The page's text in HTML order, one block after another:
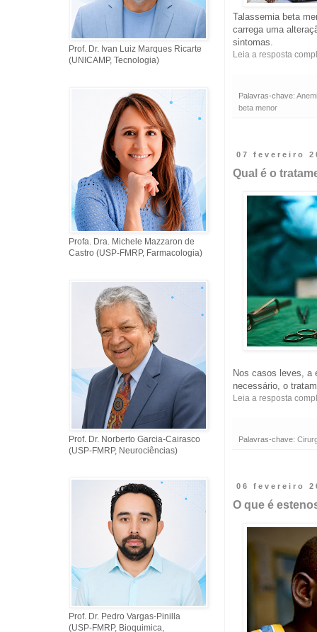
Talassemia beta
carrega uma
sintomas.
Leia a resposta
Palavras-chave:
beta menor
07 fevereiro
Qual é o
Nos casos leves, a
necessário, o
Leia a resposta
Palavras-chave:
06 fevereiro
O que é
Prof. Dr. Ivan Luiz Marques Ricarte
(UNICAMP, Tecnologia)
Profa. Dra. Michele Mazzaron de
Castro (USP-FMRP, Farmacologia)
Prof. Dr. Norberto Garcia-Cairasco
(USP-FMRP, Neurociências)
Prof. Dr. Pedro Vargas-Pinilla
(USP-FMRP, Bioquimica,